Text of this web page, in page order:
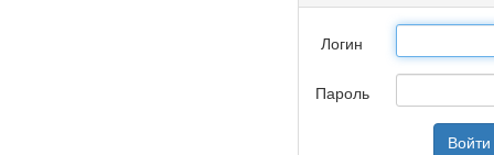
Логин
Пароль
Войти